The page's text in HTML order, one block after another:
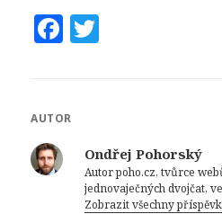
F
e
r
AUTOR
Ondřej Pohorský
Autor poho.cz, tvůrce
jednovaječných dvojčat,
Zobrazit všechny